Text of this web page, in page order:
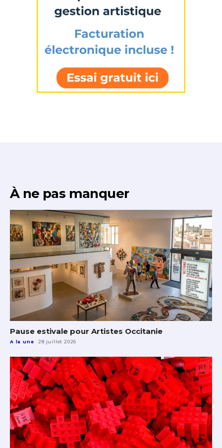
À ne pas manquer
Pause estivale pour Artistes Occitanie
A la une 28 juillet 2026